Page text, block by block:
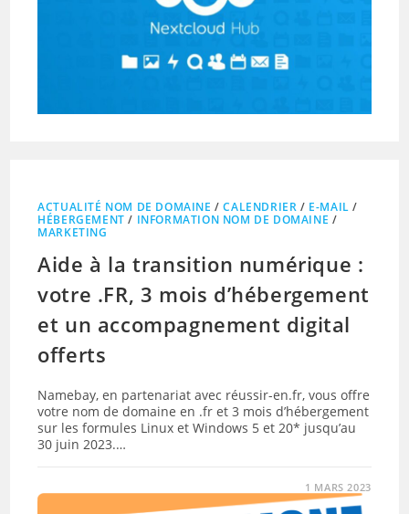
ACTUALITÉ NOM DE DOMAINE /CALENDRIER / E-MAIL /
HÉBERGEMENT / INFORMATION NOM DE DOMAINE /
MARKETING
Aide à la transition numérique :
votre .FR, 3 mois d’hébergement
et un accompagnement digital
offerts
Namebay, en partenariat avec réussir-en.fr, vous offre
votre nom de domaine en .fr et 3 mois d’hébergement
sur les formules Linux et Windows 5 et 20* jusqu’au
30 juin 2023.…
1 MARS 2023